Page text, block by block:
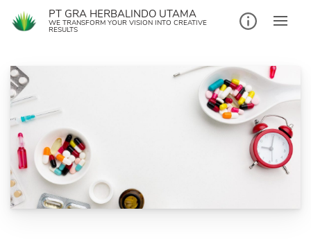
PT GRA HERBALINDO UTAMA
WE TRANSFORM YOUR VISION INTO CREATIVE
RESULTS